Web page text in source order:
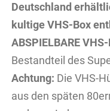
Deutschland
kultige VHS-Box
ABSPIELBARE
Bestandteil des
Achtung: Die VHS-
aus den späten